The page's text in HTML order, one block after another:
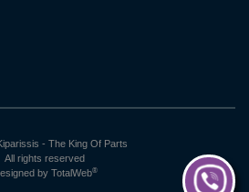
- The King Of Parts
All rights reserved
by TotalWeb®